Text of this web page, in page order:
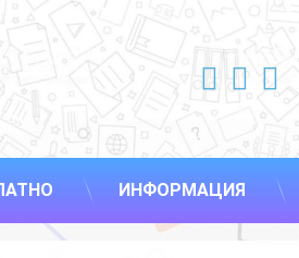
ИНФОРМАЦИЯ